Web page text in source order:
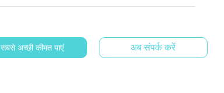
सबसे अच्छी कीमत पाएं अब संपर्क करें